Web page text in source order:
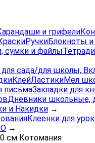
и грифели
РучкиБлокноты
сумки и файлыТетради
для сада/для школы,
КлейЛастикиМел
письмаЗакладки для
Дневники школьные,
и Накидки →
Клеенки для
→
см Котомания